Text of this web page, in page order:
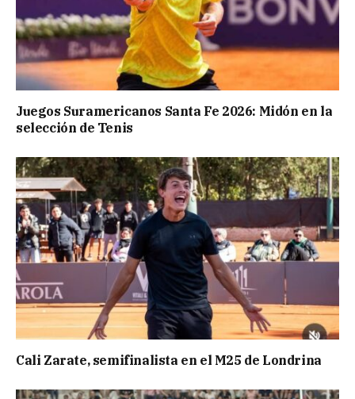
Juegos Suramericanos Santa Fe 2026: Midón en la
selección de Tenis
Cali Zarate, semifinalista en el M25 de Londrina